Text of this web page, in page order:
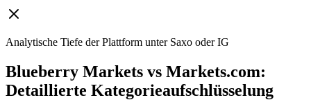
Analytische Tiefe der Plattform unter Saxo oder IG
Blueberry Markets vs Markets.com:
Detaillierte Kategorieaufschlüsselung